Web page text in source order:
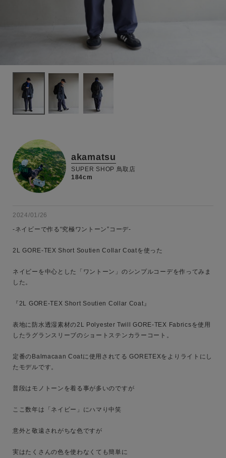
akamatsu
SUPER SHOP 鳥取店
184cm
2024/01/26
-ネイビーで作る“究極ワントーン”コーデ-
2L GORE-TEX Short Soutien Collar Coatを使った
ネイビーを中心とした「ワントーン」のシンプルコーデを作ってみま
した。
『2L GORE-TEX Short Soutien Collar Coat』
表地に防水透湿素材の2L Polyester Twill GORE-TEX Fabricsを使用
したラグランスリーブのショートステンカラーコート。
定番のBalmacaan Coatに使用されてる GORETEXをよりライトにし
たモデルです。
普段はモノトーンを着る事が多いのですが
ここ数年は「ネイビー」にハマり中笑
意外と敬遠されがちな色ですが
実はたくさんの色を使わなくても簡単に